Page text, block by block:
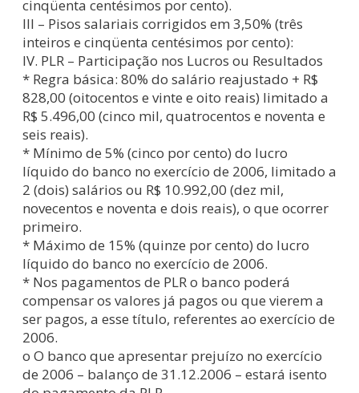
cinqüenta centésimos por cento).
III – Pisos salariais corrigidos em 3,50% (três
inteiros e cinqüenta centésimos por cento):
IV. PLR – Participação nos Lucros ou Resultados
* Regra básica: 80% do salário reajustado + R$
828,00 (oitocentos e vinte e oito reais) limitado a
R$ 5.496,00 (cinco mil, quatrocentos e noventa e
seis reais).
* Mínimo de 5% (cinco por cento) do lucro
líquido do banco no exercício de 2006, limitado a
2 (dois) salários ou R$ 10.992,00 (dez mil,
novecentos e noventa e dois reais), o que ocorrer
primeiro.
* Máximo de 15% (quinze por cento) do lucro
líquido do banco no exercício de 2006.
* Nos pagamentos de PLR o banco poderá
compensar os valores já pagos ou que vierem a
ser pagos, a esse título, referentes ao exercício de
2006.
o O banco que apresentar prejuízo no exercício
de 2006 – balanço de 31.12.2006 – estará isento